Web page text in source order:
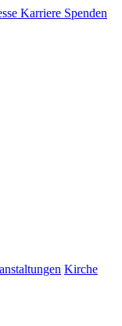
Karriere Spenden
Kirche